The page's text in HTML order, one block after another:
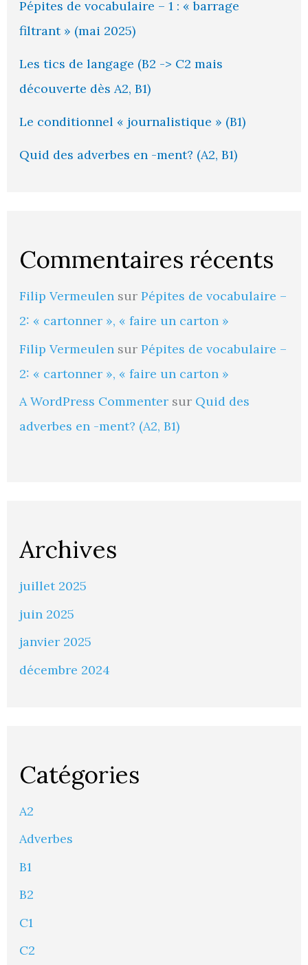
Pépites de vocabulaire – 1 : « barrage
filtrant » (mai 2025)
Les tics de langage (B2 -> C2 mais
découverte dès A2, B1)
Le conditionnel « journalistique » (B1)
Quid des adverbes en -ment? (A2, B1)
Commentaires récents
Filip Vermeulensur Pépites de vocabulaire –
2: « cartonner », « faire un carton »
Filip Vermeulensur Pépites de vocabulaire –
2: « cartonner », « faire un carton »
A WordPress Commentersur Quid des
adverbes en -ment? (A2, B1)
Archives
juillet 2025
juin 2025
janvier 2025
décembre 2024
Catégories
A2
Adverbes
B1
B2
C1
C2